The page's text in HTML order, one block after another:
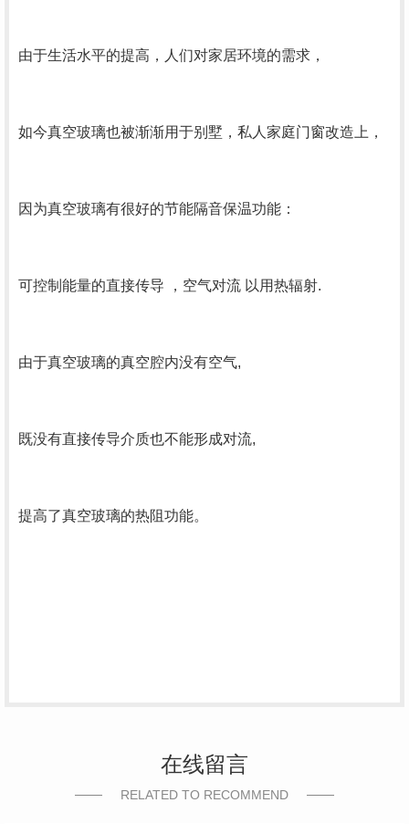
由于生活水平的提高，人们对家居环境的需求，
如今真空玻璃也被渐渐用于别墅，私人家庭门窗改造上，
因为真空玻璃有很好的节能隔音保温功能：
可控制能量的直接传导 ，空气对流 以用热辐射.
由于真空玻璃的真空腔内没有空气,
既没有直接传导介质也不能形成对流,
提高了真空玻璃的热阻功能。
在线留言
RELATED TO RECOMMEND